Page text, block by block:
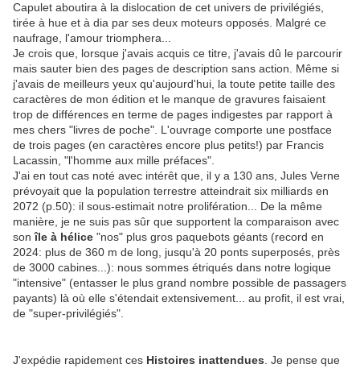
Capulet aboutira à la dislocation de cet univers de privilégiés,
tirée à hue et à dia par ses deux moteurs opposés. Malgré ce
naufrage, l'amour triomphera...
Je crois que, lorsque j'avais acquis ce titre, j'avais dû le parcourir
mais sauter bien des pages de description sans action. Même si
j'avais de meilleurs yeux qu'aujourd'hui, la toute petite taille des
caractères de mon édition et le manque de gravures faisaient
trop de différences en terme de pages indigestes par rapport à
mes chers "livres de poche". L'ouvrage comporte une postface
de trois pages (en caractères encore plus petits!) par Francis
Lacassin, "l'homme aux mille préfaces".
J'ai en tout cas noté avec intérêt que, il y a 130 ans, Jules Verne
prévoyait que la population terrestre atteindrait six milliards en
2072 (p.50): il sous-estimait notre prolifération... De la même
manière, je ne suis pas sûr que supportent la comparaison avec
sonîle à hélice "nos" plus gros paquebots géants (record en
2024: plus de 360 m de long, jusqu'à 20 ponts superposés, près
de 3000 cabines...): nous sommes étriqués dans notre logique
"intensive" (entasser le plus grand nombre possible de passagers
payants) là où elle s'étendait extensivement... au profit, il est vrai,
de "super-privilégiés".
J'expédie rapidement ces Histoires inattendues . Je pense que